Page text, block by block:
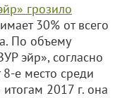
грозило
30% от всего
По объему
эйр», согласно
е место среди
2017 г. она